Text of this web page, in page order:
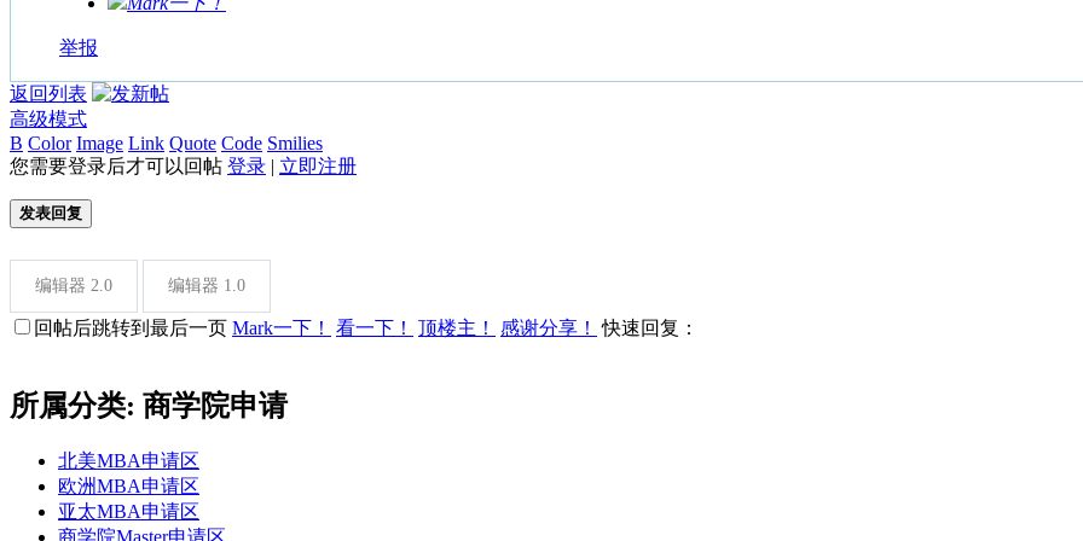
举报
返回列表
高级模式
B Color Image Link Quote Code Smilies
您需要登录后才可以回帖 登录 | 立即注册
发表回复
编辑器 2.0 编辑器 1.0
回帖后跳转到最后一页 Mark一下！ 看一下！ 顶楼主！ 感谢分享！ 快速回复：
所属分类: 商学院申请
北美MBA申请区
欧洲MBA申请区
亚太MBA申请区
商学院Master申请区